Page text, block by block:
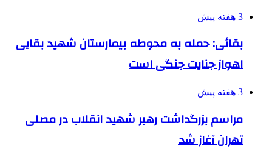
3 هفته پیش
بقائی: حمله به محوطه بیمارستان شهید بقایی
اهواز جنایت جنگی است
3 هفته پیش
مراسم بزرگداشت رهبر شهید انقلاب در مصلی
تهران آغاز شد